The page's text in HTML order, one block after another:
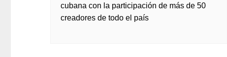
cubana con la participación de más de 50
creadores de todo el país